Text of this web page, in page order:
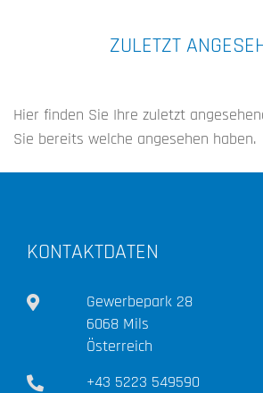
ZULETZT
Hier finden Sie Ihre zuletzt
Sie bereits welche angesehen haben.
KONTAKTDATEN
Gewerbepark 28
6068 Mils
Österreich
+43 5223 549590